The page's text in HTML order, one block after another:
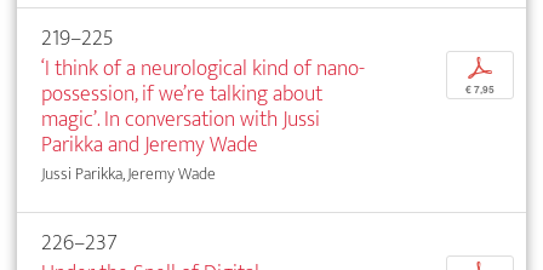
219–225
‘I think of a neurological kind of nano-
possession, if we’re talking about
magic’. In conversation with Jussi
Parikka and Jeremy Wade
Jussi Parikka, Jeremy Wade
p
€ 7,95
226–237